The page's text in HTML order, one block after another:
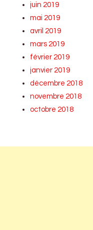
juin 2019
mai 2019
avril 2019
mars 2019
février 2019
janvier 2019
décembre 2018
novembre 2018
octobre 2018